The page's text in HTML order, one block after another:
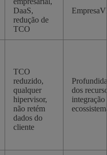
DaaS,
redução de
TCO
TCO
reduzido,
qualquer
hipervisor,
não retém
dados do
cliente
dos
integração